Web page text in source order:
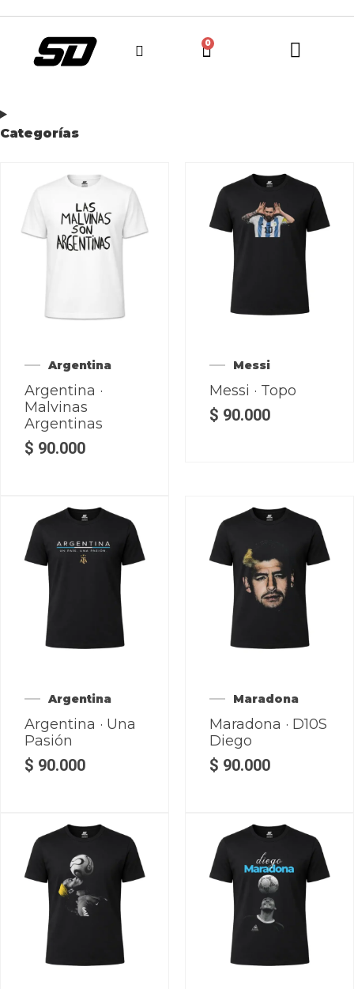
0
Categorías
Argentina
Argentina ·
Malvinas
Argentinas
$ 90.000
Messi
Messi · Topo
$ 90.000
Argentina
Argentina · Una
Pasión
$ 90.000
Maradona
Maradona · D10S
Diego
$ 90.000